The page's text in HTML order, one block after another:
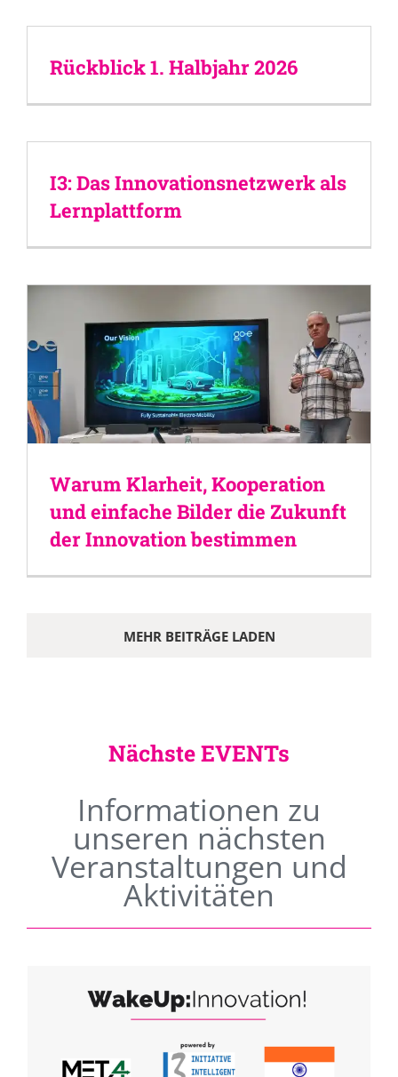
Rückblick 1. Halbjahr 2026
I3: Das Innovationsnetzwerk als
Lernplattform
Warum Klarheit, Kooperation
und einfache Bilder die Zukunft
der Innovation bestimmen
MEHR BEITRÄGE LADEN
Nächste EVENTs
Informationen zu
unseren nächsten
Veranstaltungen und
Aktivitäten